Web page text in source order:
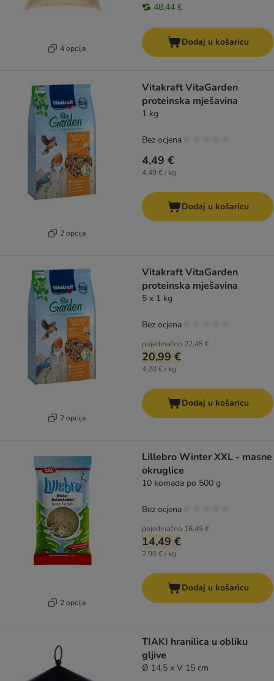
4 opcija
48,44 €
Dodaj u košaricu
2 opcija
Vitakraft VitaGarden
proteinska mješavina
1 kg
4,49 €
4,49 € / kg
Bez ocjena
Dodaj u košaricu
2 opcija
Vitakraft VitaGarden
proteinska mješavina
5 x 1 kg
pojedinačno 22,45 €
20,99 €
4,20 € / kg
Bez ocjena
Dodaj u košaricu
2 opcija
Lillebro Winter XXL - masne
okruglice
10 komada po 500 g
pojedinačno 16,45 €
14,49 €
2,90 € / kg
Bez ocjena
Dodaj u košaricu
TIAKI hranilica u obliku
gljive
Ø 14,5 x V 15 cm